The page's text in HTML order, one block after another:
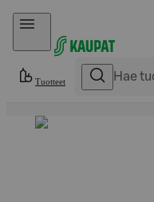
Hyppää sisältöön
Tuotteet